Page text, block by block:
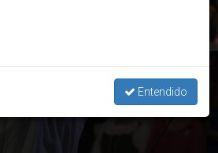
Entendido